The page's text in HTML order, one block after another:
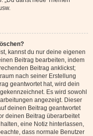
kannst du nur deine eigenen
Beitrag bearbeiten, indem
Beitrag anklickst;
nach seiner Erstellung
geantwortet hat, wird dein
Es wird sowohl
angezeigt. Dieser
deinen Beitrag geantwortet
deinen Beitrag überarbeitet
eine Notiz hinterlassen,
dass normale Benutzer